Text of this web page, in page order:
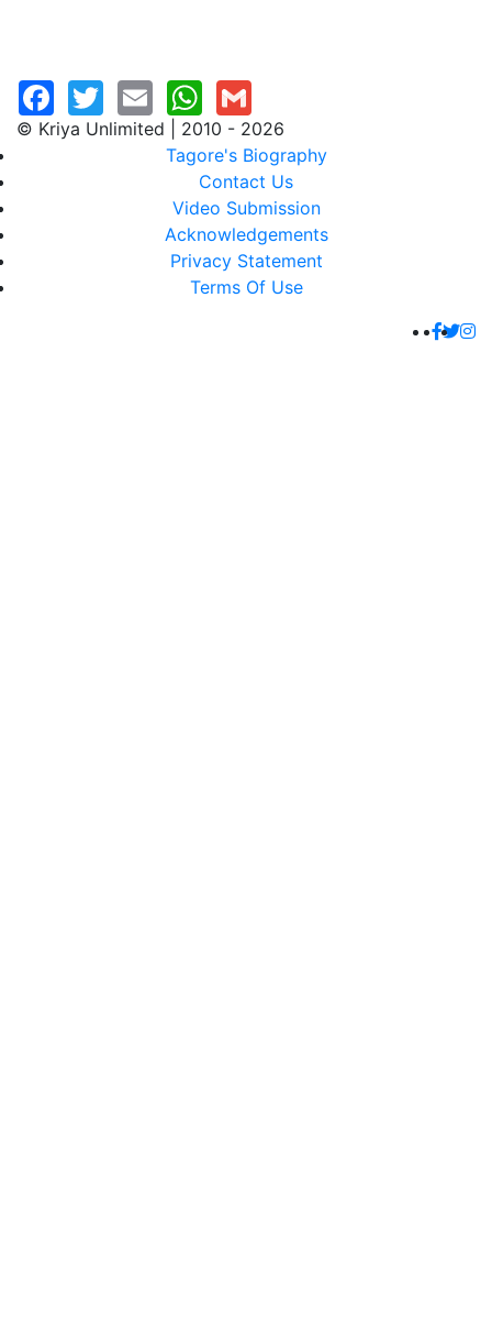
© Kriya Unlimited | 2010 - 2026
Tagore's Biography
Contact Us
Video Submission
Acknowledgements
Privacy Statement
Terms Of Use